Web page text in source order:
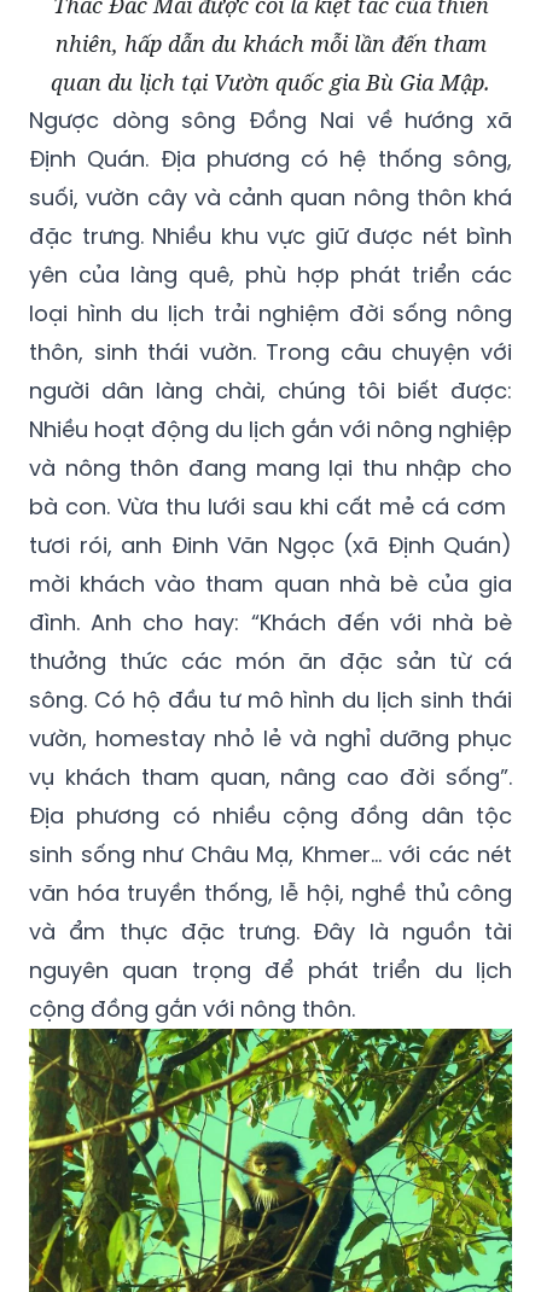
nhiên, hấp dẫn du khách mỗi lần đến tham
quan du lịch tại Vườn quốc gia Bù Gia Mập.
Ngược dòng sông Đồng Nai về hướng xã
Định Quán. Địa phương có hệ thống sông,
suối, vườn cây và cảnh quan nông thôn khá
đặc trưng. Nhiều khu vực giữ được nét bình
yên của làng quê, phù hợp phát triển các
loại hình du lịch trải nghiệm đời sống nông
thôn, sinh thái vườn. Trong câu chuyện với
người dân làng chài, chúng tôi biết được:
Nhiều hoạt động du lịch gắn với nông nghiệp
và nông thôn đang mang lại thu nhập cho
bà con. Vừa thu lưới sau khi cất mẻ cá cơm
tươi rói, anh Đinh Văn Ngọc (xã Định Quán)
mời khách vào tham quan nhà bè của gia
đình. Anh cho hay: “Khách đến với nhà bè
thưởng thức các món ăn đặc sản từ cá
sông. Có hộ đầu tư mô hình du lịch sinh thái
vườn, homestay nhỏ lẻ và nghỉ dưỡng phục
vụ khách tham quan, nâng cao đời sống”.
Địa phương có nhiều cộng đồng dân tộc
sinh sống như Châu Mạ, Khmer… với các nét
văn hóa truyền thống, lễ hội, nghề thủ công
và ẩm thực đặc trưng. Đây là nguồn tài
nguyên quan trọng để phát triển du lịch
cộng đồng gắn với nông thôn.